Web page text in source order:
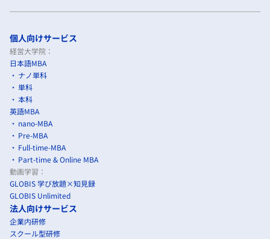
個人向けサービス
経営大学院：
日本語MBA
ナノ単科
単科
本科
英語MBA
nano-MBA
Pre-MBA
Full-time-MBA
Part-time & Online MBA
動画学習：
GLOBIS 学び放題×知見録
GLOBIS Unlimited
法人向けサービス
企業内研修
スクール型研修